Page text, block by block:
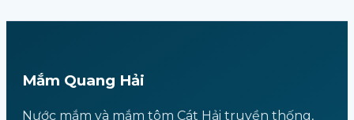
Mắm Quang Hải
Nước mắm và mắm tôm Cát Hải truyền thống,